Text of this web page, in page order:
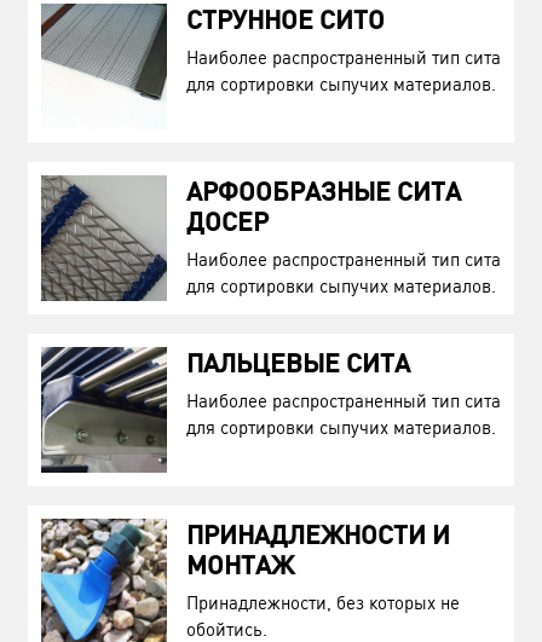
СТРУННОЕ СИТО
Наиболее распространенный тип сита
для сортировки сыпучих материалов.
АРФООБРАЗНЫЕ СИТА
ДОСЕР
Наиболее распространенный тип сита
для сортировки сыпучих материалов.
ПАЛЬЦЕВЫЕ СИТА
Наиболее распространенный тип сита
для сортировки сыпучих материалов.
ПРИНАДЛЕЖНОСТИ И
МОНТАЖ
Принадлежности, без которых не
обойтись.